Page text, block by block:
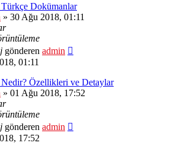
Dokümanlar
» 30 Ağu 2018, 01:11
gönderen admin
01:11
Özellikleri ve Detaylar
» 01 Ağu 2018, 17:52
gönderen admin
17:52